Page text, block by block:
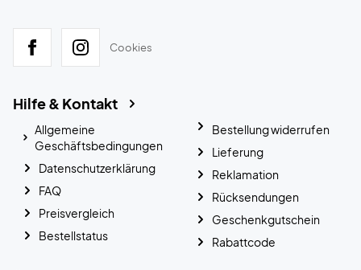
Cookies
Hilfe & Kontakt
Allgemeine
Geschäftsbedingungen
Datenschutzerklärung
FAQ
Preisvergleich
Bestellstatus
Bestellung widerrufen
Lieferung
Reklamation
Rücksendungen
Geschenkgutschein
Rabattcode